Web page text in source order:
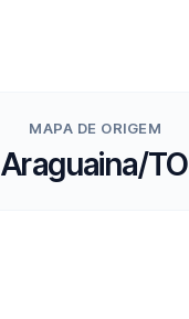
MAPA DE ORIGEM
Araguaina/TO